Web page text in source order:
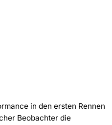
in den ersten Rennen
Beobachter die